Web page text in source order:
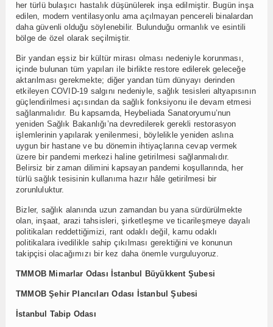
her türlü bulaşıcı hastalık düşünülerek inşa edilmiştir. Bugün inşa
edilen, modern ventilasyonlu ama açılmayan pencereli binalardan
daha güvenli olduğu söylenebilir. Bulunduğu ormanlık ve esintili
bölge de özel olarak seçilmiştir.
Bir yandan eşsiz bir kültür mirası olması nedeniyle korunması,
içinde bulunan tüm yapıları ile birlikte restore edilerek geleceğe
aktarılması gerekmekte; diğer yandan tüm dünyayı derinden
etkileyen COVID-19 salgını nedeniyle, sağlık tesisleri altyapısının
güçlendirilmesi açısından da sağlık fonksiyonu ile devam etmesi
sağlanmalıdır. Bu kapsamda, Heybeliada Sanatoryumu’nun
yeniden Sağlık Bakanlığı’na devredilerek gerekli restorasyon
işlemlerinin yapılarak yenilenmesi, böylelikle yeniden aslına
uygun bir hastane ve bu dönemin ihtiyaçlarına cevap vermek
üzere bir pandemi merkezi haline getirilmesi sağlanmalıdır.
Belirsiz bir zaman dilimini kapsayan pandemi koşullarında, her
türlü sağlık tesisinin kullanıma hazır hâle getirilmesi bir
zorunluluktur.
Bizler, sağlık alanında uzun zamandan bu yana sürdürülmekte
olan, inşaat, arazi tahsisleri, şirketleşme ve ticarileşmeye dayalı
politikaları reddettiğimizi, rant odaklı değil, kamu odaklı
politikalara ivedilikle sahip çıkılması gerektiğini ve konunun
takipçisi olacağımızı bir kez daha önemle vurguluyoruz.
TMMOB Mimarlar Odası İstanbul Büyükkent Şubesi
TMMOB Şehir Plancıları Odası İstanbul Şubesi
İstanbul Tabip Odası